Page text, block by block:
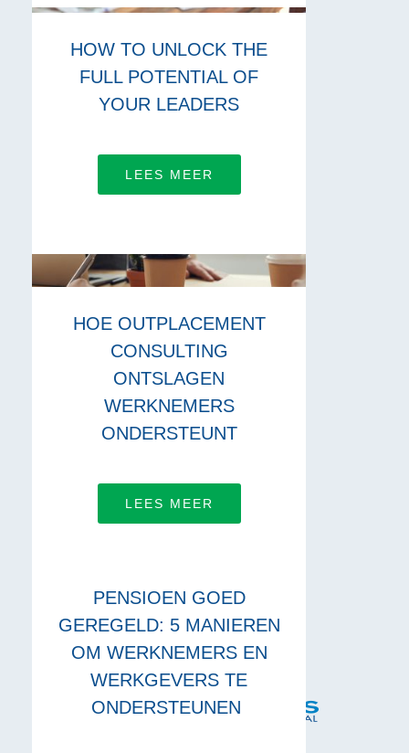
HOW TO UNLOCK THE
FULL POTENTIAL OF
YOUR LEADERS
LEES MEER
HOE OUTPLACEMENT
CONSULTING
ONTSLAGEN
WERKNEMERS
ONDERSTEUNT
LEES MEER
PENSIOEN GOED
GEREGELD: 5 MANIEREN
OM WERKNEMERS EN
WERKGEVERS TE
ONDERSTEUNEN